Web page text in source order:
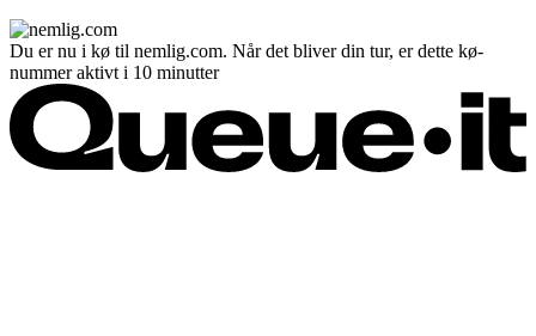
Du er nu i kø til nemlig.com. Når det bliver din tur, er dette kø-
nummer aktivt i 10 minutter